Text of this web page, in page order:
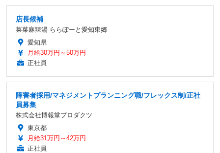
店長候補
菜菜麻辣湯 ららぽーと愛知東郷
愛知県
月給30万円～50万円
正社員
障害者採用/マネジメントプランニング職/フレックス制/正社
員募集
株式会社博報堂プロダクツ
東京都
月給31万円～42万円
正社員